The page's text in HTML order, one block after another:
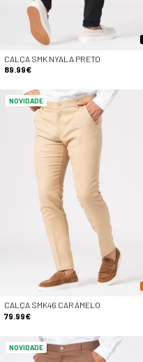
CALÇA SMK NYALA PRETO
89.99€
NOVIDADE
CALÇA SMK46 CARAMELO
79.99€
NOVIDADE